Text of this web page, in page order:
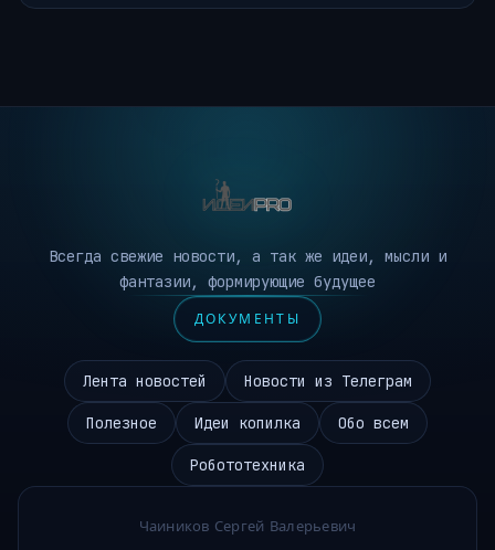
Всегда свежие новости, а так же идеи, мысли и
фантазии, формирующие будущее
ДОКУМЕНТЫ
Лента новостей Новости из Телеграм
Полезное Идеи копилка Обо всем
Робототехника
Чаиников Сергей Валерьевич